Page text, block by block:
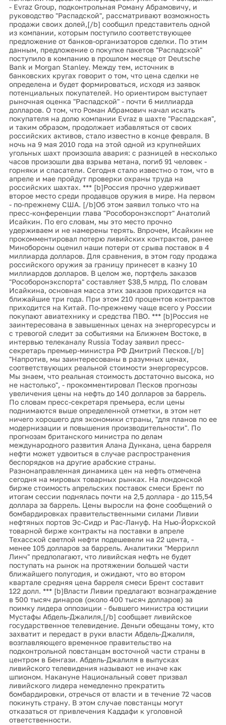
- Evraz Group, подконтрольная Роману Абрамовичу, и
руководство "Распадской", рассматривают возможность
продажи своих долей,[/b] сообщил представитель одной
из компании, которым поступило соответствующее
предложение от банков-организаторов сделки. По этим
данным, предложение о покупке пакетов "Распадской"
поступило в компанию в прошлом месяце от Deutsche
Bank и Morgan Stanley. Между тем, источник в
банковских кругах говорит о том, что цена сделки не
определена и будет формироваться, исходя из заявок
потенциальных покупателей. Но ориентиром выступает
рыночная оценка "Распадской" - почти 6 миллиарда
долларов. О том, что Роман Абрамович начал искать
покупателя на долю компании Evraz в шахте "Распадская",
и таким образом, продолжает избавляться от своих
российских активов, стало известно в конце февраля. В
ночь на 9 мая 2010 года на этой одной из крупнейших
угольных шахт произошла авария: с разницей в несколько
часов произошли два взрыва метана, погиб 91 человек -
горняки и спасатели. Сегодня стало известно о том, что в
апреле и мае пройдут проверки охраны труда на
российских шахтах. *** [b]Россия прочно удерживает
второе место среди продавцов оружия в мире. На первом
- по-прежнему США. [/b]Об этом заявил только что на
пресс-конференции глава "Рособоронэкспорт" Анатолий
Исайкин. По его словам, мы это место прочно
удерживаем и не намерены терять. Впрочем, Исайкин не
прокомментировал потерю ливийских контрактов, ранее
Минобороны оценил наши потери от срыва поставок в 4
миллиарда долларов. Для сравнения, в этом году продажа
российского оружия за границу принесет в казну 10
миллиардов долларов. В целом же, портфель заказов
"Рособоронэкспорта" составляет $38,5 млрд. По словам
Исайкина, основная масса этих заказов приходится на
ближайшие три года. При этом 210 процентов контрактов
приходится на Китай. По-прежнему чаще всего у России
покупают авиатехнику и средства ПВО. *** [b]Россия не
заинтересована в завышенных ценах на энергоресурсы и
с тревогой следит за событиями на Ближнем Востоке, в
интервью телеканалу Russia Today заявил пресс-
секретарь премьер-министра РФ Дмитрий Песков.[/b]
"Напротив, мы заинтересованы в разумных ценах,
соответствующих реальной стоимости энергоресурсов.
Мы знаем, что реальная стоимость достаточно высока, но
не настолько", - прокомментировал Песков прогнозы
увеличения цены на нефть до 140 долларов за баррель.
По словам пресс-секретаря премьера, если цены
поднимаются выше определенной отметки, в этом нет
ничего хорошего для экономики страны, "для планов по ее
модернизации и повышения производительности". По
прогнозам британского министра по делам
международного развития Алана Дункана, цена барреля
нефти может удвоиться в случае распространения
беспорядков на другие арабские страны.
Разнонаправленная динамика цен на нефть отмечена
сегодня на мировых товарных рынках. На лондонской
бирже стоимость апрельских поставок смеси Брент по
итогам сессии поднялась почти на 2,5 доллара - до 115,54
доллара за баррель. Цены выросли на фоне сообщений о
бомбардировках правительственными силами Ливии
нефтяных портов Эс-Сидр и Рас-Лануф. На Нью-Йоркской
товарной бирже контракты на поставки в апреле
Техасской светлой нефти подешевели на 22 цента, -
менее 105 долларов за баррель. Аналитики "Меррилл
Линч" предполагают, что ливийская нефть не будет
поступать на рынок на протяжении большей части
ближайшего полугодия, и ожидают, что во втором
квартале средняя цена барреля смеси Брент составит
122 долл. *** [b]Власти Ливии предлагают вознаграждение
в 500 тысяч динаров (около 400 тысяч долларов) за
поимку лидера оппозиции - бывшего министра юстиции
Мустафы Абдель-Джалиля,[/b] сообщает ливийское
государственное телевидение. Деньги обещаны тому, кто
захватит и передаст в руки власти Абдель-Джалиля,
возглавляющего временное правительство на
подконтрольной повстанцам восточной части страны в
центром в Бенгази. Абдель-Джалиля в выпусках
ливийского телевидения называют не иначе как
шпионом. Накануне Национальный совет призвал
ливийского лидера немедленно прекратить
бомбардировки, отречься от власти и в течение 72 часов
покинуть страну. В этом случае повстанцы могут
отказаться от привлечения Каддафи к уголовной
ответственности.